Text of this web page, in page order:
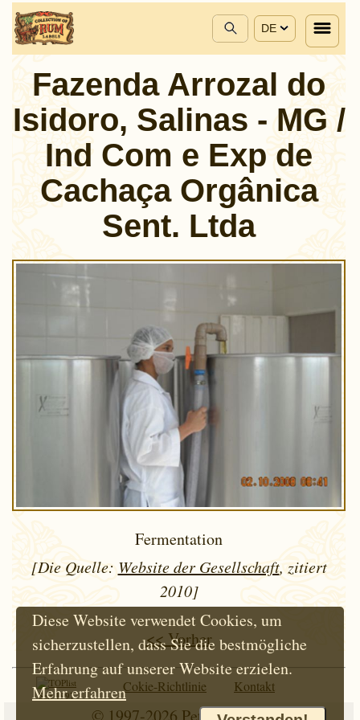
DE
Fazenda Arrozal do
Isidoro, Salinas - MG /
Ind Com e Exp de
Cachaça Orgânica
Sent. Ltda
Fermentation
[Die Quelle: Website der Gesellschaft, zitiert
2010]
<< Vorher
Seit 1997
Cokie-Richtlinie Kontakt
© 1997-2026 Petr Hloušek
Diese Website verwendet Cookies, um
sicherzustellen, dass Sie die bestmögliche
Erfahrung auf unserer Website erzielen.
Mehr erfahren